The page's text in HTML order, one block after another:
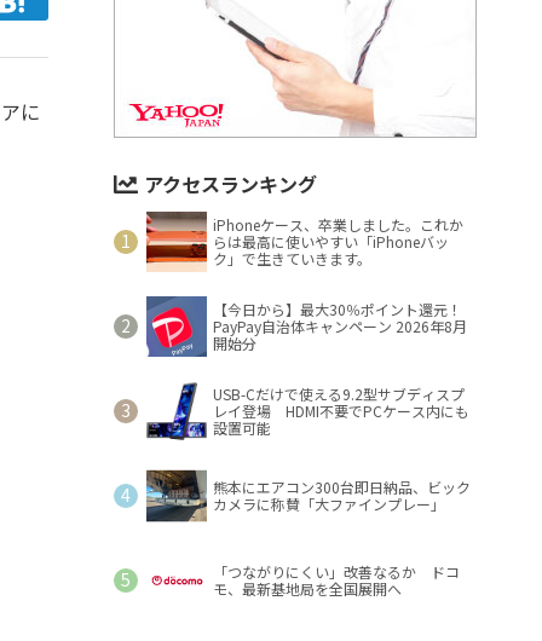
に
アクセスランキング
iPhoneケース、卒業しました。これか
らは最高に使いやすい「iPhoneバッ
ク」で生きていきます。
【今日から】最大30％ポイント還元！
PayPay自治体キャンペーン 2026年8月
開始分
USB-Cだけで使える9.2型サブディスプ
レイ登場 HDMI不要でPCケース内にも
設置可能
熊本にエアコン300台即日納品、ビック
カメラに称賛「大ファインプレー」
「つながりにくい」改善なるか ドコ
モ、最新基地局を全国展開へ